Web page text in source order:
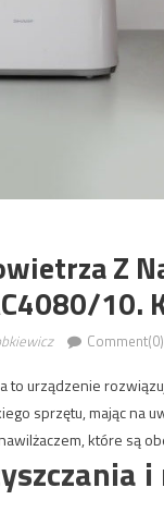
Z
10.
Comment(0)
to urządzenie
sprzętu, mając na
które są